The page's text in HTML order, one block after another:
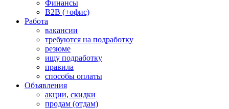
Финансы
B2B (+офис)
Работа
вакансии
требуются на подработку
резюме
ищу подработку
правила
способы оплаты
Объявления
акции, скидки
продам (отдам)